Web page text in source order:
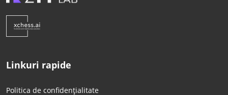
Linkuri rapide
Politica de confidențialitate